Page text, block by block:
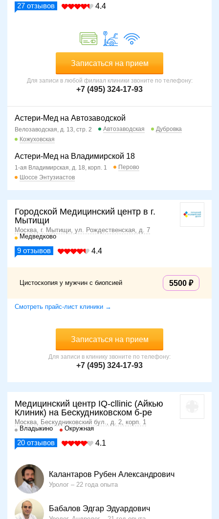
27 отзывов 4.4
Записаться на прием
Для записи в любой филиал клиники звоните по телефону:
+7 (495) 324-17-93
Астери-Мед на Автозаводской
Велозаводская, д. 13, стр. 2 Автозаводская
Дубровка
Кожуховская
Астери-Мед на Владимирской 18
1-ая Владимирская, д. 18, корп. 1
Перово
Шоссе Энтузиастов
Городской Медицинский центр в г.
Мытищи
Москва, г. Мытищи, ул. Рождественская, д. 7
Медведково
9 отзывов 4.4
Цистоскопия у мужчин с биопсией 5500
Смотреть прайс-лист клиники →
Записаться на прием
Для записи в клинику звоните по телефону:
+7 (495) 324-17-93
Медицинский центр IQ-cllinic (Айкью
Клиник) на Бескудниковском б-ре
Москва, Бескудниковский бул., д. 2, корп. 1
Владыкино
Окружная
20 отзывов 4.1
Калантаров Рубен Александрович
Уролог 22 года опыта
Бабалов Эдгар Эдуардович